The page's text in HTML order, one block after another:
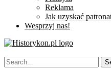
Reklama
Jak uzyskać
Wesprzyj nas!